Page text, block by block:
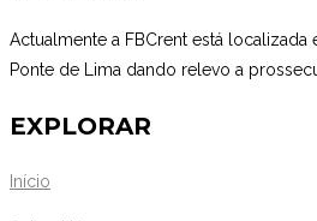
Actualmente a FBCrent está localizada
Ponte de Lima dando relevo a
EXPLORAR
Início